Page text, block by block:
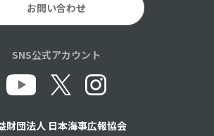
お問い合わせ
SNS公式アカウント
財団法人 日本海事広報協会